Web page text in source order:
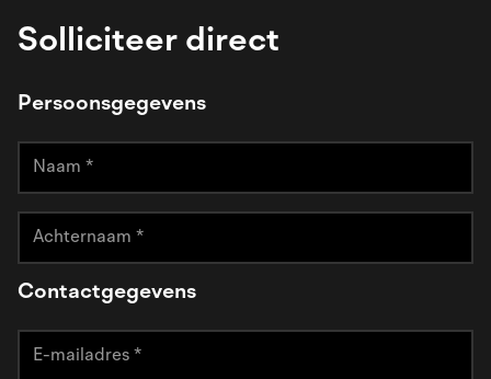
Solliciteer direct
Persoonsgegevens
Contactgegevens